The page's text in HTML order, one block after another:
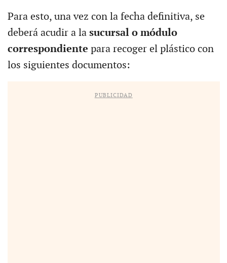
Para esto, una vez con la fecha definitiva, se
deberá acudir a la sucursal o módulo
correspondiente para recoger el plástico con
los siguientes documentos:
PUBLICIDAD